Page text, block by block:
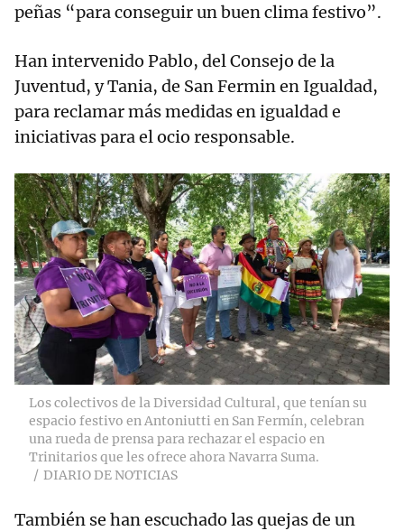
peñas “para conseguir un buen clima festivo”.
Han intervenido Pablo, del Consejo de la
Juventud, y Tania, de San Fermin en Igualdad,
para reclamar más medidas en igualdad e
iniciativas para el ocio responsable.
Los colectivos de la Diversidad Cultural, que tenían su
espacio festivo en Antoniutti en San Fermín, celebran
una rueda de prensa para rechazar el espacio en
Trinitarios que les ofrece ahora Navarra Suma.
DIARIO DE NOTICIAS
También se han escuchado las quejas de un